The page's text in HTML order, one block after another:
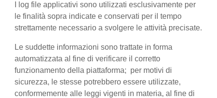
I log file applicativi sono utilizzati esclusivamente per
le finalità sopra indicate e conservati per il tempo
strettamente necessario a svolgere le attività precisate.
Le suddette informazioni sono trattate in forma
automatizzata al fine di verificare il corretto
funzionamento della piattaforma; per motivi di
sicurezza, le stesse potrebbero essere utilizzate,
conformemente alle leggi vigenti in materia, al fine di